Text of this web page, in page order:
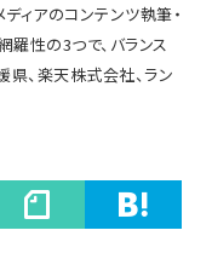
ィアのコンテンツ執筆・
羅性の3つで、バランス
県、楽天株式会社、ラン